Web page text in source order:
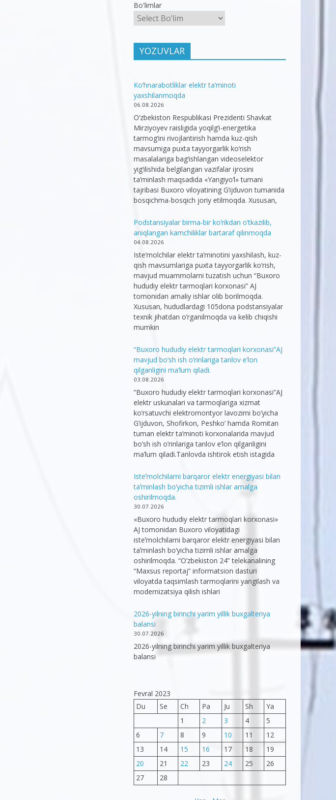
Bo'limlar
YOZUVLAR
Ko’hnarabotliklar elektr ta’minoti
yaxshilanmoqda
06.08.2026
O‘zbekiston Respublikasi Prezidenti Shavkat
Mirziyoyev raisligida yoqilg‘i-energetika
tarmog‘ini rivojlantirish hamda kuz-qish
mavsumiga puxta tayyorgarlik ko‘rish
masalalariga bag‘ishlangan videoselektor
yig‘ilishida belgilangan vazifalar ijrosini
ta’minlash maqsadida «Yangiyo‘l» tumani
tajribasi Buxoro viloyatining G‘ijduvon tumanida
bosqichma-bosqich joriy etilmoqda. Xususan,
Podstansiyalar birma-bir ko’rikdan o’tkazilib,
aniqlangan kamchiliklar bartaraf qilinmoqda
04.08.2026
Iste’molchilar elektr ta’minotini yaxshilash, kuz-
qish mavsumlariga puxta tayyorgarlik ko‘rish,
mavjud muammolarni tuzatish uchun “Buxoro
hududiy elektr tarmoqlari korxonasi” AJ
tomonidan amaliy ishlar olib borilmoqda.
Xususan, hududlardagi 105dona podstansiyalar
texnik jihatdan o’rganilmoqda va kelib chiqishi
mumkin
“Buxoro hududiy elektr tarmoqlari korxonasi”AJ
mavjud bo’sh ish o’rinlariga tanlov e’lon
qilganligini ma’lum qiladi.
03.08.2026
“Buxoro hududiy elektr tarmoqlari korxonasi”AJ
elektr uskunalari va tarmoqlariga xizmat
ko’rsatuvchi elektromontyor lavozimi bo’yicha
G’ijduvon, Shofirkon, Peshko’ hamda Romitan
tuman elektr ta’minoti korxonalarida mavjud
bo’sh ish o’rinlariga tanlov e’lon qilganligini
ma’lum qiladi.Tanlovda ishtirok etish istagida
Isteʼmolchilarni barqaror elektr energiyasi bilan
taʼminlash bo‘yicha tizimli ishlar amalga
oshirilmoqda.
30.07.2026
«Buxoro hududiy elektr tarmoqlari korxonasi»
AJ tomonidan Buxoro viloyatidagi
isteʼmolchilarni barqaror elektr energiyasi bilan
taʼminlash bo‘yicha tizimli ishlar amalga
oshirilmoqda. “O’zbekiston 24” telekanalining
“Maxsus reportaj” informatsion dasturi
viloyatda taqsimlash tarmoqlarini yangilash va
modernizatsiya qilish ishlari
2026-yilning birinchi yarim yillik buxgalteriya
balansi
30.07.2026
2026-yilning birinchi yarim yillik buxgalteriya
balansi
Fevral 2023
Du
Se Ch Pa Ju Sh
Ya
1
2 3 4
5
6
7 8 9 10 11
12
13
14 15 16 17 18
19
20
21 22 23 24 25
26
27
28